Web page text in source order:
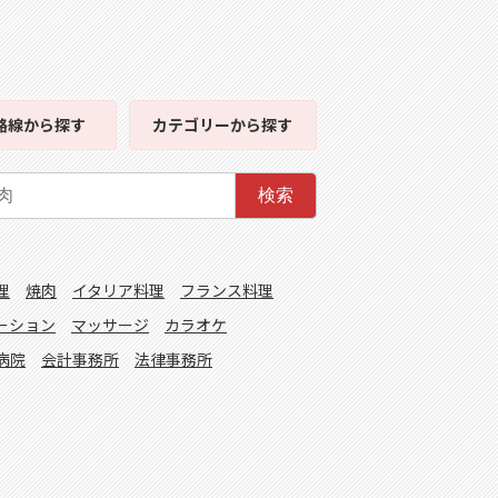
線から探す カテゴリーから探す
検索
焼肉 イタリア料理
フランス料理
ション マッサージ
カラオケ
院 会計事務所 法律事務所